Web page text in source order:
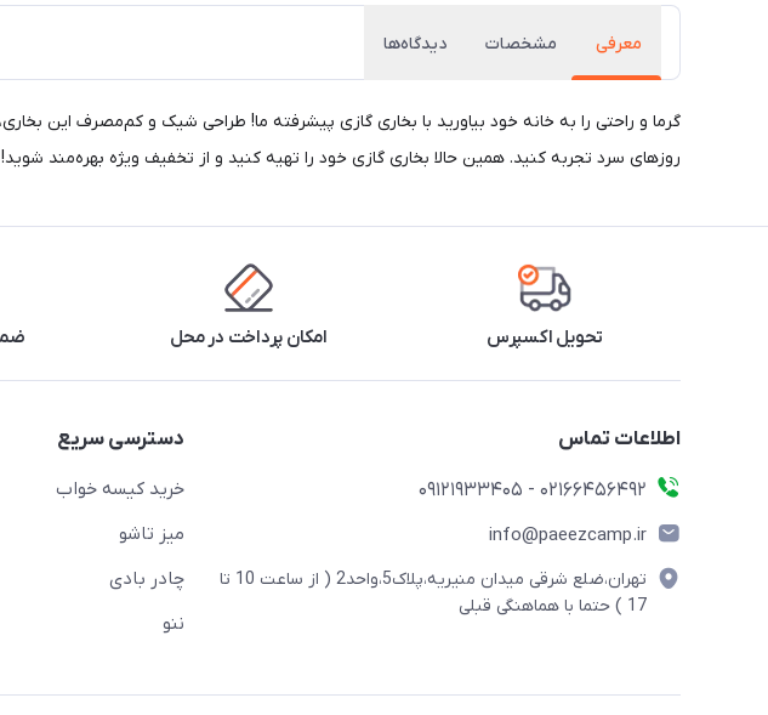
معرفی مشخصات دیدگاه‌ها
گرما و راحتی را به خانه خود بیاورید با بخاری گازی پیشرفته ما! طراحی شیک و کم‌مصرف این
روزهای سرد تجربه کنید. همین حالا بخاری گازی خود را تهیه کنید و از تخفیف ویژه بهره‌مند شوید!
تحویل اکسپرس امکان پرداخت در محل
اطلاعات تماس
02166456492 - 09121933405
info@paeezcamp.ir
تهران،ضلع شرقی میدان منیریه،پلاک5،واحد2 ( از ساعت 10 تا
17 ) حتما با هماهنگی قبلی
دسترسی سریع
خرید کیسه خواب
میز تاشو
چادر بادی
ننو